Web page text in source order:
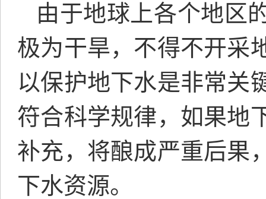
由于地球上各个地区
极为干旱，不得不开采
以保护地下水是非常关
符合科学规律，如果地
补充，将酿成严重后果
下水资源。